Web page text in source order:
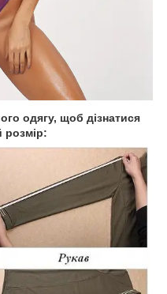
одягу, щоб дізнатися
розмір: